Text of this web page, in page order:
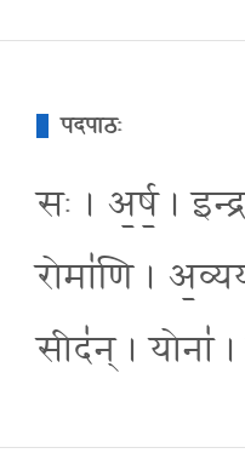
पदपाठः
सः । अ॒र्ष॒ ।
रोमा॑णि ।
सीद॑न् । योना॑